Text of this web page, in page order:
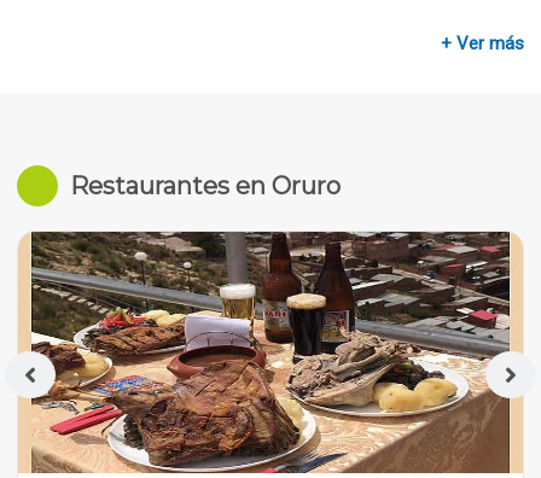
+ Ver más
Restaurantes en Oruro